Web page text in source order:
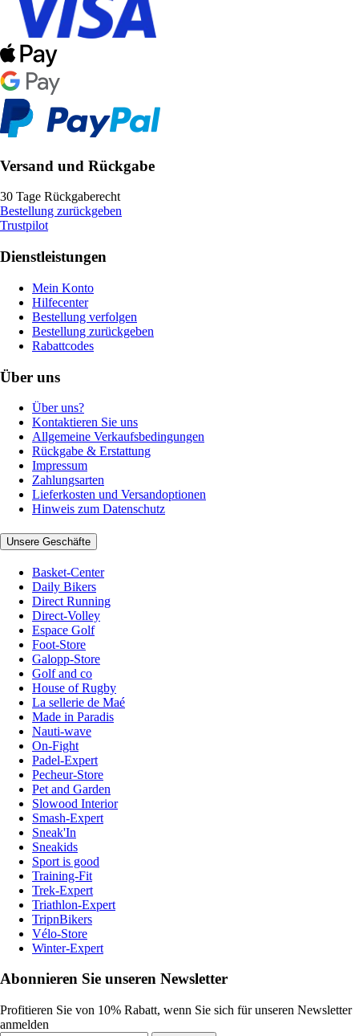
Versand und Rückgabe
30 Tage Rückgaberecht
Bestellung zurückgeben
Trustpilot
Dienstleistungen
Mein Konto
Hilfecenter
Bestellung verfolgen
Bestellung zurückgeben
Rabattcodes
Über uns
Über uns?
Kontaktieren Sie uns
Allgemeine Verkaufsbedingungen
Rückgabe & Erstattung
Impressum
Zahlungsarten
Lieferkosten und Versandoptionen
Hinweis zum Datenschutz
Unsere Geschäfte
Basket-Center
Daily Bikers
Direct Running
Direct-Volley
Espace Golf
Foot-Store
Galopp-Store
Golf and co
House of Rugby
La sellerie de Maé
Made in Paradis
Nauti-wave
On-Fight
Padel-Expert
Pecheur-Store
Pet and Garden
Slowood Interior
Smash-Expert
Sneak'In
Sneakids
Sport is good
Training-Fit
Trek-Expert
Triathlon-Expert
TripnBikers
Vélo-Store
Winter-Expert
Abonnieren Sie unseren Newsletter
Profitieren Sie von 10% Rabatt, wenn Sie sich für unseren Newsletter
anmelden